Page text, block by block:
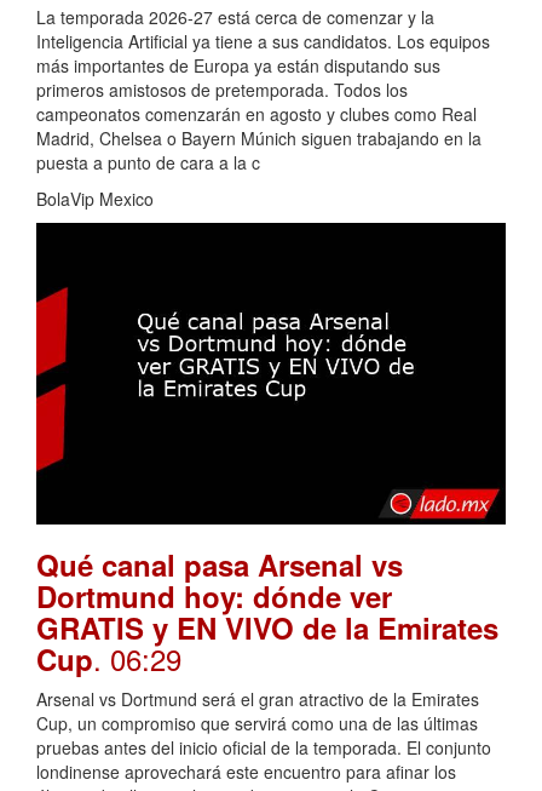
La temporada 2026-27 está cerca de comenzar y la
Inteligencia Artificial ya tiene a sus candidatos. Los equipos
más importantes de Europa ya están disputando sus
primeros amistosos de pretemporada. Todos los
campeonatos comenzarán en agosto y clubes como Real
Madrid, Chelsea o Bayern Múnich siguen trabajando en la
puesta a punto de cara a la c
BolaVip Mexico
Qué canal pasa Arsenal vs
Dortmund hoy: dónde ver
GRATIS y EN VIVO de la Emirates
Cup. 06:29
Arsenal vs Dortmund será el gran atractivo de la Emirates
Cup, un compromiso que servirá como una de las últimas
pruebas antes del inicio oficial de la temporada. El conjunto
londinense aprovechará este encuentro para afinar los